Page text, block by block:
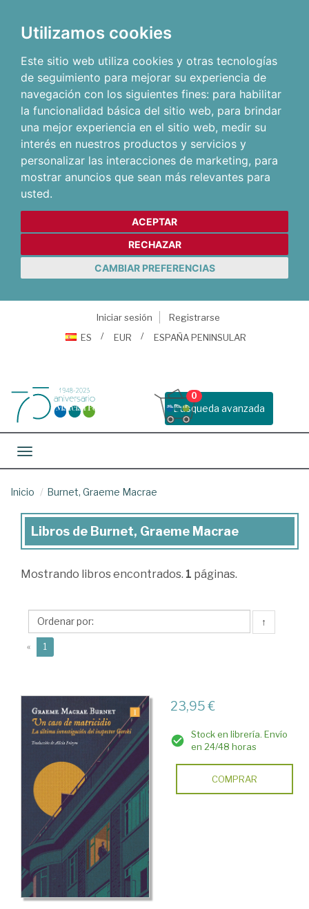
Utilizamos cookies
Este sitio web utiliza cookies y otras tecnologías
de seguimiento para mejorar su experiencia de
navegación con los siguientes fines: para habilitar
la funcionalidad básica del sitio web, para brindar
una mejor experiencia en el sitio web, medir su
interés en nuestros productos y servicios y
personalizar las interacciones de marketing, para
mostrar anuncios que sean más relevantes para
usted.
ACEPTAR
RECHAZAR
CAMBIAR PREFERENCIAS
Iniciar sesión
Registrarse
ES
EUR ESPAÑA PENINSULAR
Busqueda avanzada
0
Toggle navigation
Inicio Burnet, Graeme Macrae
Libros
Burnet,
Macrae
Libros de Burnet, Graeme Macrae
Mostrando libros encontrados. 1 páginas.
↑
« 1
23,95 €
Stock en librería. Envío
en 24/48 horas
COMPRAR